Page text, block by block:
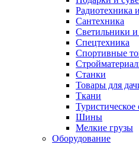
Радиотехника
Сантехника
Светильники и
Спецтехника
Спортивные
Станки
Товары для
Ткани
Шины
Мелкие грузы
Оборудование